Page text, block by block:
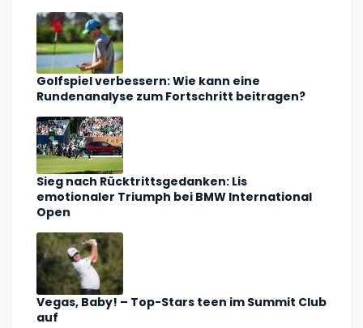
Golfspiel verbessern: Wie kann eine
Rundenanalyse zum Fortschritt beitragen?
Sieg nach Rücktrittsgedanken: Lis
emotionaler Triumph bei BMW International
Open
Vegas, Baby! – Top-Stars teen im Summit Club
auf